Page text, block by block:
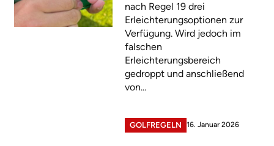
nach Regel 19 drei
Erleichterungsoptionen zur
Verfügung. Wird jedoch im
falschen
Erleichterungsbereich
gedroppt und anschließend
von...
GOLFREGELN 16. Januar 2026